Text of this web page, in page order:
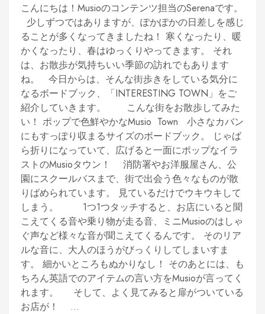
こんにちは！Musioのコンテンツ担当のSerenaです。
少しずつではありますが、ぽかぽかの日差しを感じ
ることが多くなってきましたね！ 寒くなったり、暖
かくなったり、春はゆっくりやってきます。 それ
は、お散歩が気持ちいい季節の訪れでもあります
ね。 今日からは、そんな街歩きをしている気分に
なるボードブック、「INTERESTING TOWN」をご
紹介していきます。 こんな街をお散歩してみた
い！ ポップで色鮮やかなMusio Town 小さなカバン
にもすっぽり収まるサイズのボードブック。 じゃば
ら折りになっていて、広げると一面にポップなイラ
ストのMusioタウン！ 消防署やお洋服屋さん、公
園にスクールバスまで、街で出会う色々なものが散
りばめられています。 見ているだけでウキウキして
しまう。 1つ1つタッチすると、お店にいると聞
こえてくる音や乗り物が走る音、ミニMusioのはしゃ
ぐ声など様々な音が聞こえてくるんです。 そのリア
ルな音に、大人のほうがびっくりしてしまいすま
す。 細かいところもぬかりなし！ そのあとには、も
ちろん英語でのアイテムの言い方をMusioが言ってく
れます。 そして、よく見てみると扉がついている
お店が！ ...